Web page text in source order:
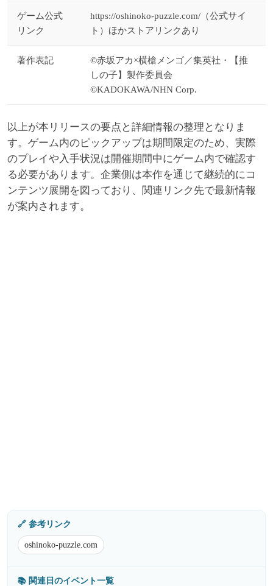
ゲーム公式
リンク
https://oshinoko-puzzle.com/（公式サイ
ト）ほかストアリンクあり
著作表記
©赤坂アカ×横槍メンゴ／集英社・【推
しの子】製作委員会
©KADOKAWA/NHN Corp.
以上が本リリースの要点と詳細情報の整理となりま
す。ゲーム内のピックアップは期間限定のため、実際
のプレイや入手状況は開催期間中にゲーム内で確認す
る必要があります。企業側は本作を通じて継続的にコ
ンテンツ展開を図っており、関連リンク先で最新情報
が案内されます。
🔗 参考リンク
oshinoko-puzzle.com
📚️ 関連日のイベント一覧